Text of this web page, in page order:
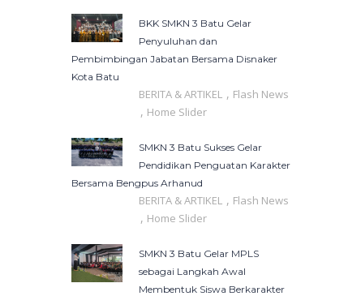
BKK SMKN 3 Batu Gelar
Penyuluhan dan
Pembimbingan Jabatan Bersama Disnaker
Kota Batu
BERITA & ARTIKEL , Flash News
, Home Slider
SMKN 3 Batu Sukses Gelar
Pendidikan Penguatan Karakter
Bersama Bengpus Arhanud
BERITA & ARTIKEL , Flash News
, Home Slider
SMKN 3 Batu Gelar MPLS
sebagai Langkah Awal
Membentuk Siswa Berkarakter